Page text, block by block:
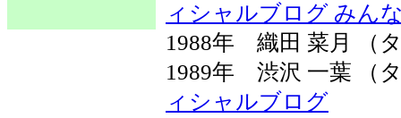
ィシャルブログ みん
1988年 織田 菜月 （
1989年 渋沢 一葉
ィシャルブログ